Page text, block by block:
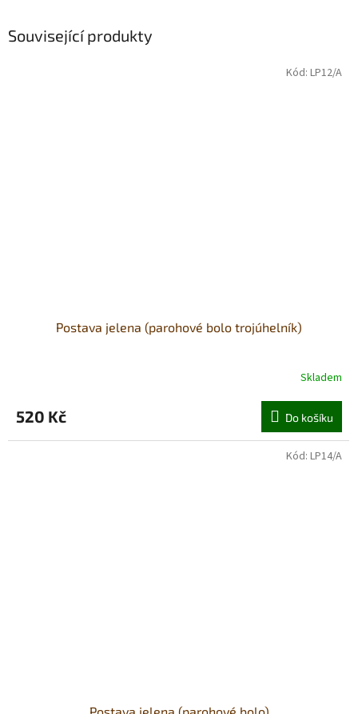
Související produkty
Postava jelena (parohové bolo trojúhelník)
Skladem
520 Kč Do košíku
Kód: LP12/A
Kód: LP14/A